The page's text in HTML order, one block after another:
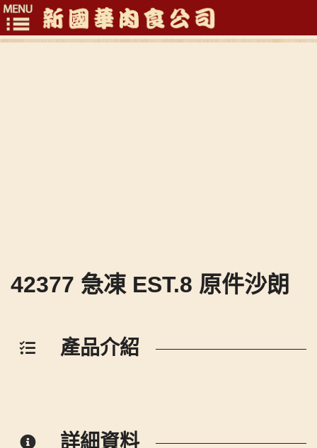
Toggle
42377 急凍 EST.8 原件沙朗
產品介紹
詳細資料